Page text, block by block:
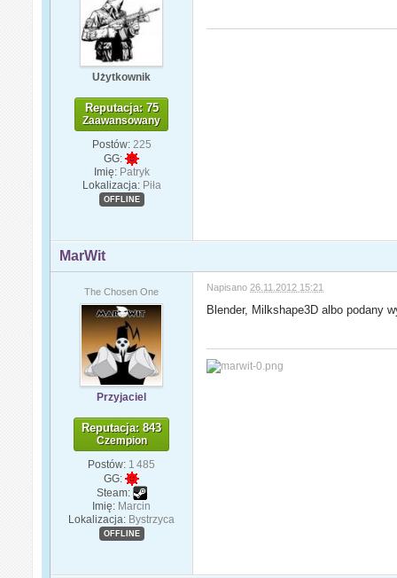
Użytkownik
Reputacja: 75
Zaawansowany
Postów: 225
GG:
Imię: Patryk
Lokalizacja: Piła
OFFLINE
MarWit
The Chosen One
Przyjaciel
Reputacja: 843
Czempion
Postów: 1 485
GG:
Steam:
Imię: Marcin
Lokalizacja: Bystrzyca
OFFLINE
Napisano26.11.2012 15:21
Blender, Milkshape3D albo podany